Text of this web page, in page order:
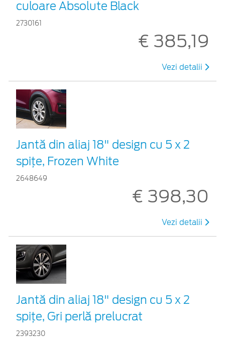
culoare Absolute Black
2730161
€ 385,19
Vezi detalii
Jantă din aliaj 18" design cu 5 x 2
spițe, Frozen White
2648649
€ 398,30
Vezi detalii
Jantă din aliaj 18" design cu 5 x 2
spițe, Gri perlă prelucrat
2393230